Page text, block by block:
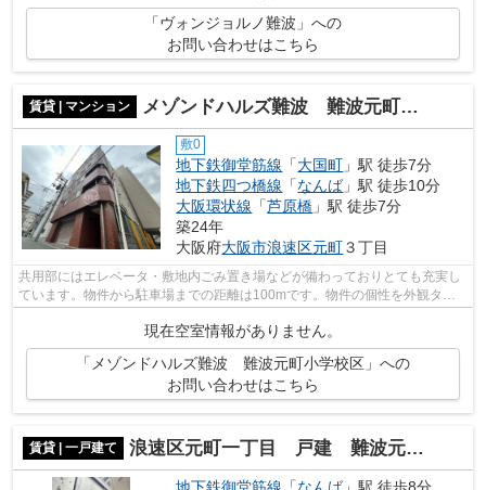
「ヴォンジョルノ難波」への
お問い合わせはこちら
賃貸 | マンション メゾンドハルズ難波 難波元町小学校区
敷0
地下鉄御堂筋線 「大国町 」駅 徒歩7分
地下鉄四つ橋線 「なんば」駅 徒歩10分
大阪環状線 「芦原橋 」駅 徒歩7分
築24年
大阪府大阪市浪速区元町３丁目
共用部にはエレベータ・敷地内ごみ置き場などが備わっておりとても充実し
ています。物件から駐車場までの距離は100mです。物件の個性を外観タイ
現在空室情報がありません。
「メゾンドハルズ難波 難波元町小学校区」への
お問い合わせはこちら
賃貸 | 一戸建て 浪速区元町一丁目 戸建 難波元町小学校区